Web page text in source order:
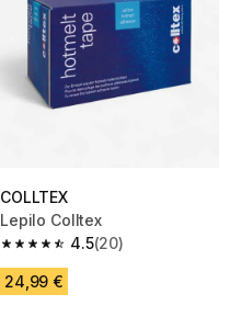
COLLTEX
Lepilo Colltex
4.5
4.5 od 5 zvezdic from 20 ocene
(20)
24,99 €